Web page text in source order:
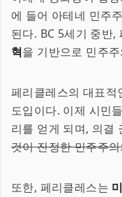
에 들어 아테네 민주
된다. BC 5세기 중반,
혁을 기반으로 민주
페리클레스의 대표적
도입이다. 이제 시민
리를 얻게 되며, 의결
것이 진정한 민주주
또한, 페리클레스는